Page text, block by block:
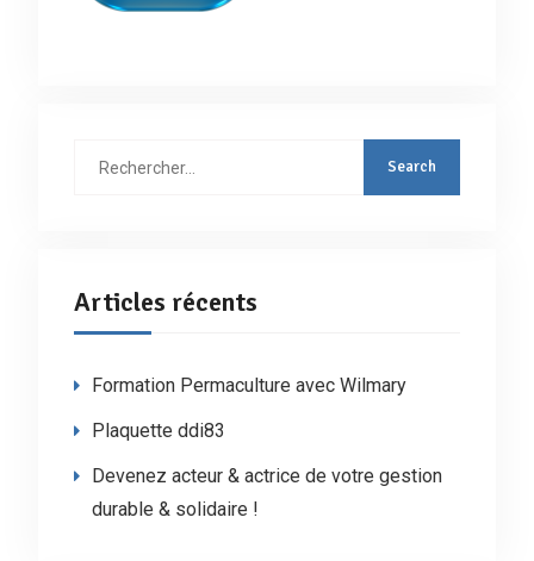
Articles récents
Formation Permaculture avec Wilmary
Plaquette ddi83
Devenez acteur & actrice de votre gestion
durable & solidaire !